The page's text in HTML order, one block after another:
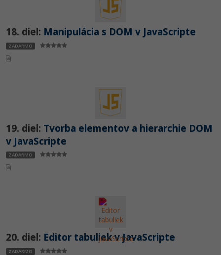
18. diel: Manipulácia s DOM v JavaScripte
ZADARMO
19. diel: Tvorba elementov a hierarchie DOM
v JavaScripte
ZADARMO
20. diel: Editor tabuliek v JavaScripte
ZADARMO